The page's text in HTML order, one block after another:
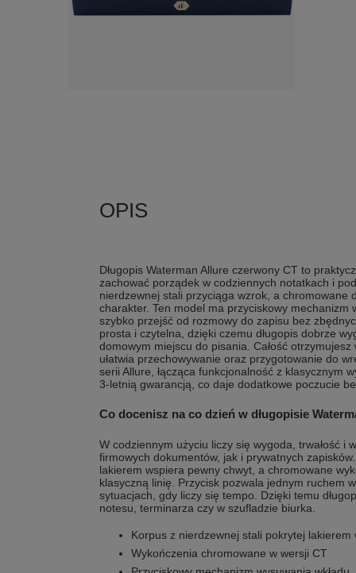
Długopis Waterman Allure czerwony CT to
zachować porządek w codziennych notatkach i
nierdzewnej stali przyciąga wzrok, a chromowane
charakter. Ten model ma przyciskowy mechanizm
szybko przejść od rozmowy do zapisu bez
prosta i czytelna, dzięki czemu długopis dobrze
domowym miejscu do pisania. Całość
ułatwia przechowywanie oraz przygotowanie do
serii Allure, łącząca funkcjonalność z klasycznym
3-letnią gwarancją, co daje dodatkowe poczucie
Co docenisz na co dzień w długopisie
W codziennym użyciu liczy się wygoda, trwałość i
firmowych dokumentów, jak i prywatnych
lakierem wspiera pewny chwyt, a chromowane
klasyczną linię. Przycisk pozwala jednym ruchem
sytuacjach, gdy liczy się tempo. Dzięki temu
notesu, terminarza czy w szufladzie biurka.
Korpus z nierdzewnej stali pokrytej lakierem
Wykończenia chromowane w wersji CT